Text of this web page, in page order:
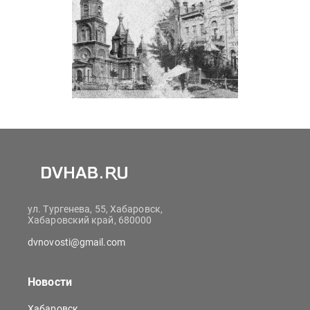
ул. Тургенева, 55, Хабаровск,
Хабаровский край, 680000
dvnovosti@gmail.com
Новости